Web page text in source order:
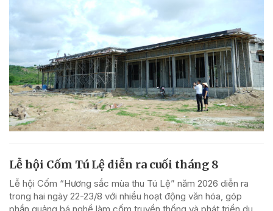
Lễ hội Cốm Tú Lệ diễn ra cuối tháng 8
Lễ hội Cốm “Hương sắc mùa thu Tú Lệ” năm 2026 diễn ra
trong hai ngày 22-23/8 với nhiều hoạt động văn hóa, góp